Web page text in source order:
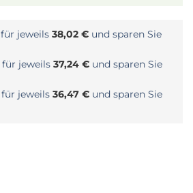
für jeweils 38,02 € und sparen Sie
für jeweils 37,24 € und sparen Sie
für jeweils 36,47 € und sparen Sie